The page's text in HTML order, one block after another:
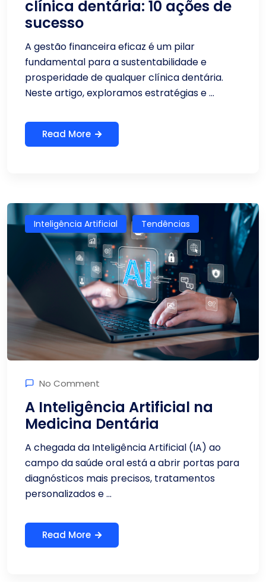
clínica dentária: 10 ações de
sucesso
A gestão financeira eficaz é um pilar
fundamental para a sustentabilidade e
prosperidade de qualquer clínica dentária.
Neste artigo, exploramos estratégias e ...
Read More
Inteligência Artificial Tendências
No Comment
A Inteligência Artificial na
Medicina Dentária
A chegada da Inteligência Artificial (IA) ao
campo da saúde oral está a abrir portas para
diagnósticos mais precisos, tratamentos
personalizados e ...
Read More